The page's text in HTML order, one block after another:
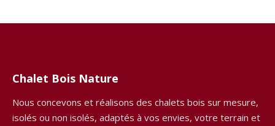
Chalet Bois Nature
Nous concevons et réalisons des chalets bois sur mesure,
isolés ou non isolés, adaptés à vos envies, votre terrain et